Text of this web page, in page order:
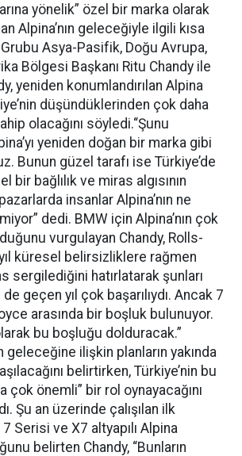
yönelik” özel bir marka olarak
Alpina’nın geleceğiyle ilgili kısa
Asya-Pasifik, Doğu Avrupa,
Bölgesi Başkanı Ritu Chandy ile
yeniden konumlandırılan Alpina
düşündüklerinden çok daha
olacağını söyledi.“Şunu
yeniden doğan bir marka gibi
Bunun güzel tarafı ise Türkiye’de
bir bağlılık ve miras algısının
insanlar Alpina’nın ne
dedi. BMW için Alpina’nın çok
vurgulayan Chandy, Rolls-
küresel belirsizliklere rağmen
sergilediğini hatırlatarak şunları
geçen yıl çok başarılıydı. Ancak 7
arasında bir boşluk bulunuyor.
bu boşluğu dolduracak.”
geleceğine ilişkin planların yakında
belirtirken, Türkiye’nin bu
çok önemli” bir rol oynayacağını
Şu an üzerinde çalışılan ilk
Serisi ve X7 altyapılı Alpina
belirten Chandy, “Bunların